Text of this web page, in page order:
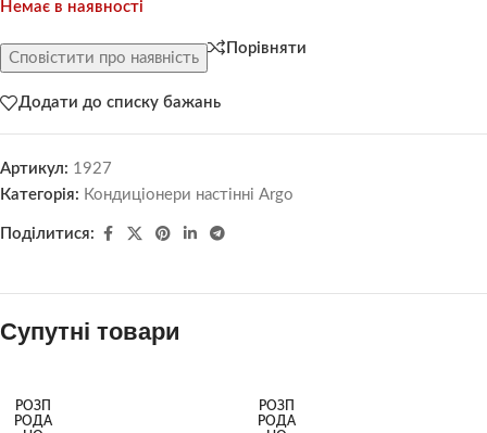
Немає в наявності
Сповістити про наявність
Порівняти
Додати до списку бажань
Артикул: 1927
Категорія: Кондиціонери настінні Argo
Поділитися:
Супутні товари
РОЗП
РОДА
РОЗП
РОДА